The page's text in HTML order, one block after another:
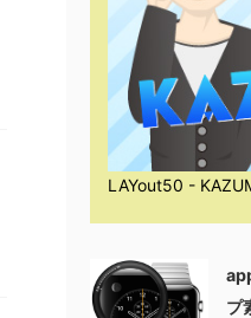
LAYout50 -
プ